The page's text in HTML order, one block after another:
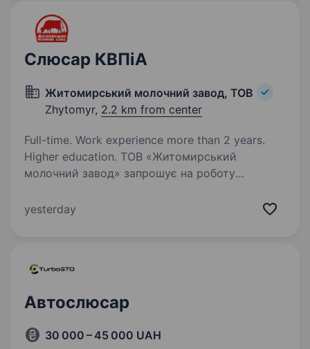
Слюсар КВПіА
Житомирський молочний завод, ТОВ
Zhytomyr, 2.2 km from center
Full-time. Work experience more than 2 years.
Higher education. ТОВ «Житомирський
молочний завод» запрошує на роботу
електротехніки; Знання елементарної бази
yesterday
Автослюсар
30 000 – 45 000 UAH